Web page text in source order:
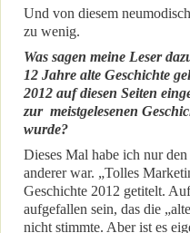
Und von diesem
zu wenig.
Was sagen meine Leser
12 Jahre alte Geschichte
2012 auf diesen Seiten
zur meistgelesenen
wurde?
Dieses Mal habe ich nur
anderer war. „Tolles
Geschichte 2012 getitelt.
aufgefallen sein, das die
nicht stimmte. Aber ist es